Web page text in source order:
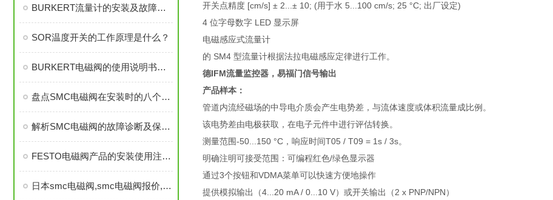
BURKERT流量计的安装及故障处理探讨
SOR温度开关的工作原理是什么？
BURKERT电磁阀的使用说明书需要知道哪些步骤
盘点SMC电磁阀在安装时的八个禁忌及处理措施
解析SMC电磁阀的故障诊断及保养维护
FESTO电磁阀产品的安装使用注意要点
日本smc电磁阀,smc电磁阀报价,smc电磁阀选型手册,smc电磁阀样本,smc电磁阀型号
开关点精度 [cm/s] ± 2...± 10; (用于水 5...100 cm/s; 25 °C; 出厂设定)
4 位字母数字 LED 显示屏
电磁感应式流量计
的 SM4 型流量计根据法拉电磁感应定律进行工作。
德IFM流量监控器，易福门信号输出
产品样本：
管道内流经磁场的中导电介质会产生电势差，与流体速度或体积流量成比例。
该电势差由电极获取，在电子元件中进行评估转换。
测量范围-50...150 °C，响应时间T05 / T09 = 1s / 3s。
明确注明可接受范围：可编程红色/绿色显示器
通过3个按钮和VDMA菜单可以快速方便地操作
提供模拟输出（4...20 mA / 0...10 V）或开关输出（2 x PNP/NPN）